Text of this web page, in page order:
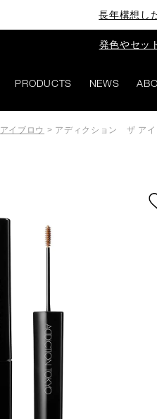
長年構想し
発色やセッ
PRODUCTS NEWS
アイブロウ > アディクション ザ ア